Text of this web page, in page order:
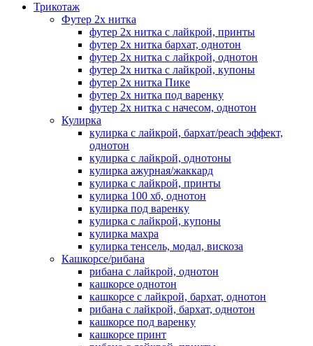
Трикотаж
Футер 2х нитка
футер 2х нитка с лайкрой, принты
футер 2х нитка бархат, однотон
футер 2х нитка с лайкрой, однотон
футер 2х нитка с лайкрой, купоны
футер 2х нитка Пике
футер 2х нитка под варенку
футер 2х нитка с начесом, однотон
Кулирка
кулирка с лайкрой, бархат/peach эффект,
однотон
кулирка с лайкрой, однотоны
кулирка ажурная/жаккард
кулирка с лайкрой, принты
кулирка 100 хб, однотон
кулирка под варенку
кулирка с лайкрой, купоны
кулирка махра
кулирка тенсель, модал, вискоза
Кашкорсе/рибана
рибана с лайкрой, однотон
кашкорсе однотон
кашкорсе с лайкрой, бархат, однотон
рибана с лайкрой, бархат, однотон
кашкорсе под варенку
кашкорсе принт